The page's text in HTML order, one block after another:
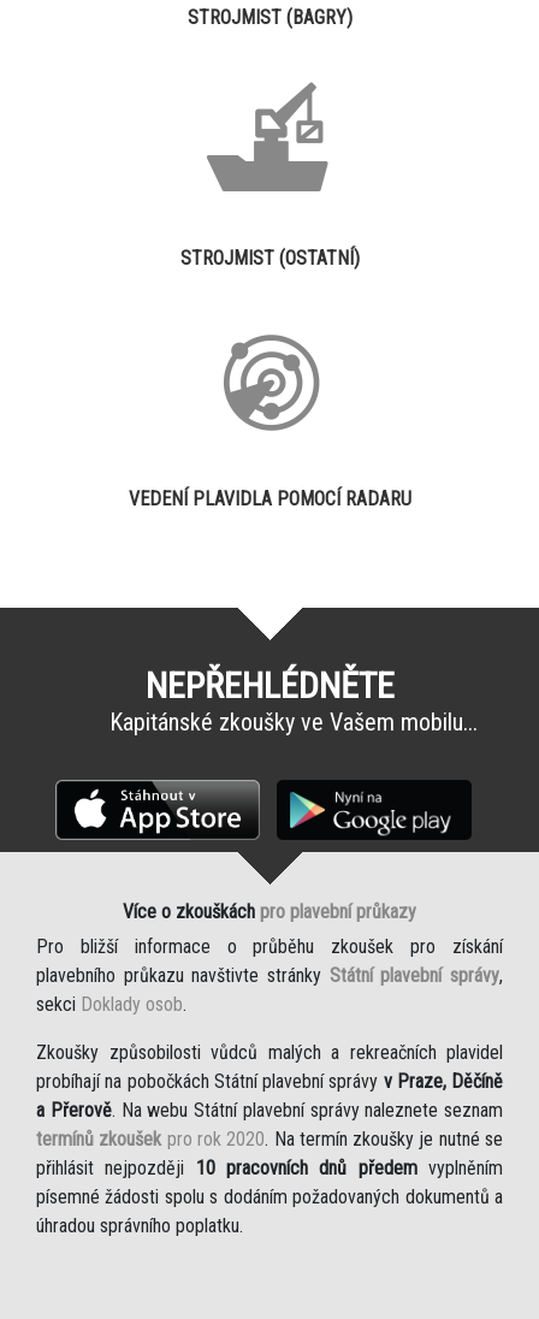
STROJMIST (BAGRY)
STROJMIST (OSTATNÍ)
VEDENÍ PLAVIDLA POMOCÍ RADARU
NEPŘEHLÉDNĚTE
Kapitánské zkoušky ve Vašem mobilu...
Více o zkouškách pro plavební průkazy
Pro bližší informace o průběhu zkoušek pro získání
plavebního průkazu navštivte stránky Státní plavební správy,
sekci Doklady osob.
Zkoušky způsobilosti vůdců malých a rekreačních plavidel
probíhají na pobočkách Státní plavební správy v Praze, Děčíně
a Přerově. Na webu Státní plavební správy naleznete seznam
termínů zkoušek pro rok 2020. Na termín zkoušky je nutné se
přihlásit nejpozději 10 pracovních dnů předemvyplněním
písemné žádosti spolu s dodáním požadovaných dokumentů a
úhradou správního poplatku.